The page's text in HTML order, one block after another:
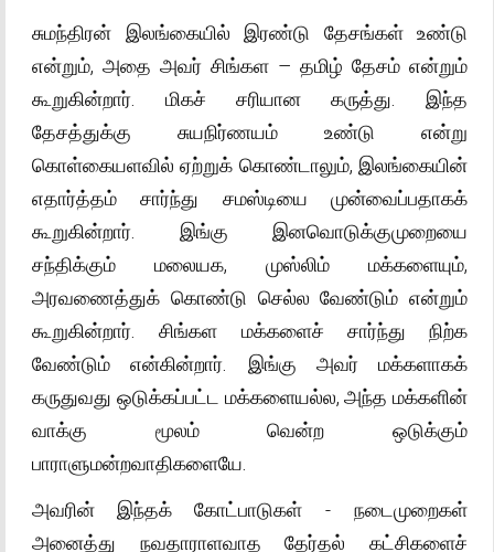
சுமந்திரன் இலங்கையில் இரண்டு தேசங்கள் உண்டு
என்றும், அதை அவர் சிங்கள – தமிழ் தேசம் என்றும்
கூறுகின்றார். மிகச் சரியான கருத்து. இந்த
தேசத்துக்கு சுயநிர்ணயம் உண்டு என்று
கொள்கையளவில் ஏற்றுக் கொண்டாலும், இலங்கையின்
எதார்த்தம் சார்ந்து சமஸ்டியை முன்வைப்பதாகக்
கூறுகின்றார். இங்கு இனவொடுக்குமுறையை
சந்திக்கும் மலையக, முஸ்லிம் மக்களையும்,
அரவணைத்துக் கொண்டு செல்ல வேண்டும் என்றும்
கூறுகின்றார். சிங்கள மக்களைச் சார்ந்து நிற்க
வேண்டும் என்கின்றார். இங்கு அவர் மக்களாகக்
கருதுவது ஒடுக்கப்பட்ட மக்களையல்ல, அந்த மக்களின்
வாக்கு மூலம் வென்ற ஒடுக்கும்
பாராளுமன்றவாதிகளையே.
அவரின் இந்தக் கோட்பாடுகள் - நடைமுறைகள்
அனைத்து நவதாராளவாத தேர்தல் கட்சிகளைச்